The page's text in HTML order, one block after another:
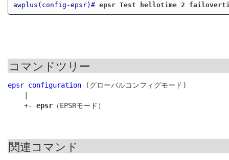
awplus(config-epsr)# epsr Test hellotime 2
コマンドツリー
epsr configuration (グローバルコンフィグモード)
    +-
epsr
関連コマンド